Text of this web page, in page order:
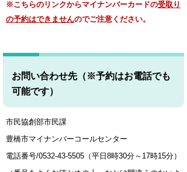
※こちらのリンクからマイナンバーカードの受取り
の予約はできませんのでご注意ください。
お問い合わせ先（※予約はお電話でも
可能です）
市民協創部市民課
豊橋市マイナンバーコールセンター
電話番号/0532-43-5505（平日8時30分～17時15分）